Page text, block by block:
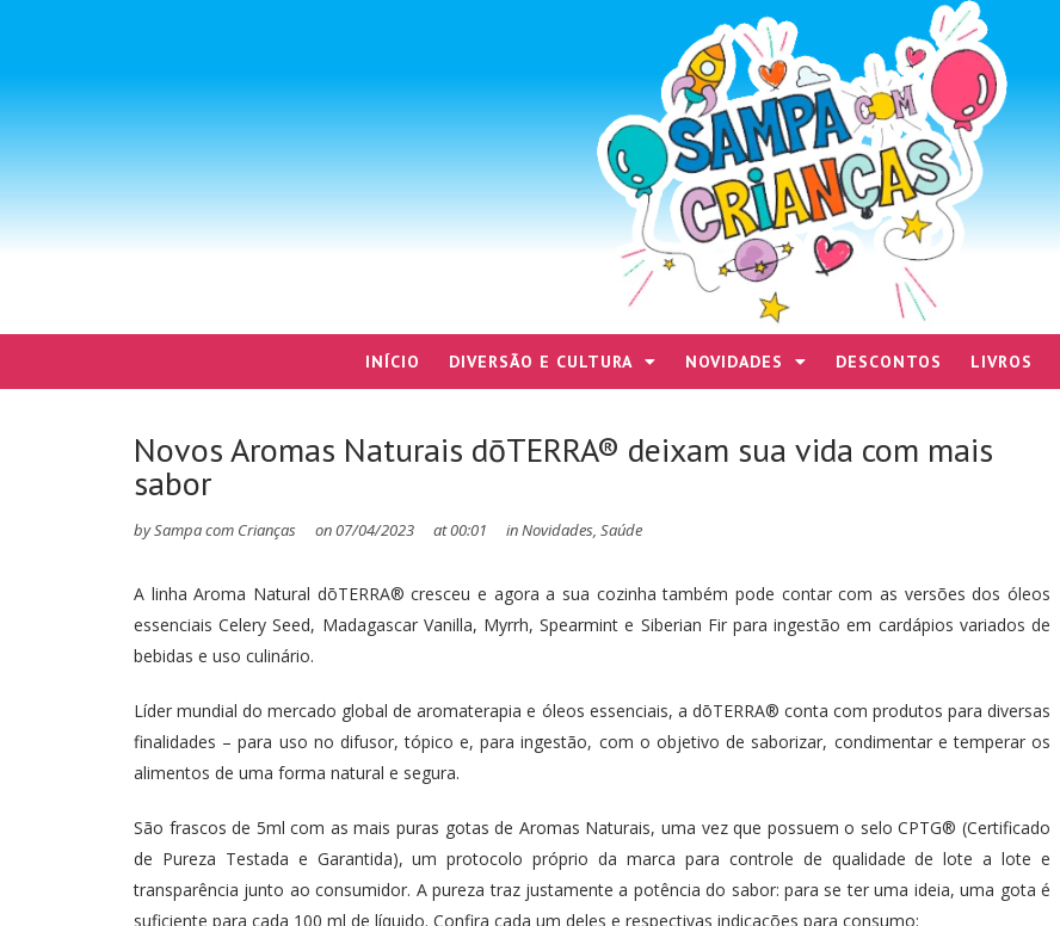
INÍCIO DIVERSÃO E CULTURA NOVIDADES DESCONTOS LIVROS
Novos Aromas Naturais dōTERRA® deixam sua vida com mais
sabor
bySampa com Crianças on07/04/2023 at00:01 inNovidades, Saúde
A linha Aroma Natural dōTERRA® cresceu e agora a sua cozinha também pode contar com as versões dos óleos
essenciais Celery Seed, Madagascar Vanilla, Myrrh, Spearmint e Siberian Fir para ingestão em cardápios variados de
bebidas e uso culinário.
Líder mundial do mercado global de aromaterapia e óleos essenciais, a dōTERRA® conta com produtos para diversas
finalidades – para uso no difusor, tópico e, para ingestão, com o objetivo de saborizar, condimentar e temperar os
alimentos de uma forma natural e segura.
São frascos de 5ml com as mais puras gotas de Aromas Naturais, uma vez que possuem o selo CPTG® (Certificado
de Pureza Testada e Garantida), um protocolo próprio da marca para controle de qualidade de lote a lote e
transparência junto ao consumidor. A pureza traz justamente a potência do sabor: para se ter uma ideia, uma gota é
suficiente para cada 100 ml de líquido. Confira cada um deles e respectivas indicações para consumo: